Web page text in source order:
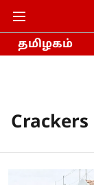
தமிழகம்
Crackers